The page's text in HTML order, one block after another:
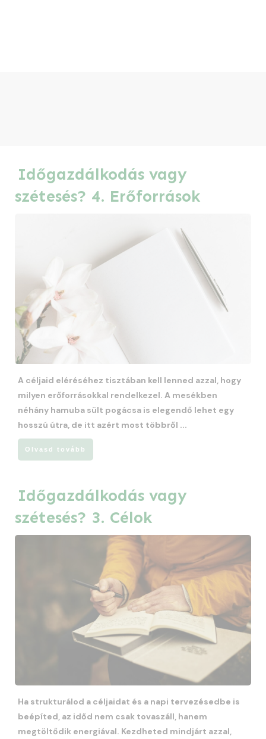
Időgazdálkodás vagy
szétesés? 4. Erőforrások
A céljaid eléréséhez tisztában kell lenned azzal, hogy
milyen erőforrásokkal rendelkezel. A mesékben
néhány hamuba sült pogácsa is elegendő lehet egy
hosszú útra, de itt azért most többről ...
Olvasd tovább
Időgazdálkodás vagy
szétesés? 3. Célok
Ha strukturálod a céljaidat és a napi tervezésedbe is
beépíted, az időd nem csak tovaszáll, hanem
megtöltődik energiával. Kezdheted mindjárt azzal,